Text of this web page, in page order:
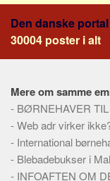
Transport
Alle
Økonomi
Jura og regler
Skatter og afgifter
Statistik
Den danske portal
30004 poster i alt
Mere om samme
- BØRNEHAVER
-Web adr virker
- International
- Blebadebukser i
- INFOAFTEN OM